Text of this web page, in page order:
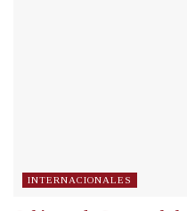
INTERNACIONALES